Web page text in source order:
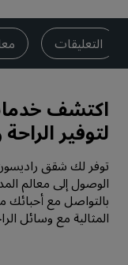
التعليقات
اكتشف
لتوفير
توفر لك شقق راديسون
الوصول إلى معالم
بالتواصل مع أحبائك
المثالية مع وسائل